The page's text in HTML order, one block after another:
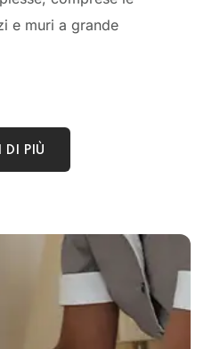
e muri a grande
DI PIÙ